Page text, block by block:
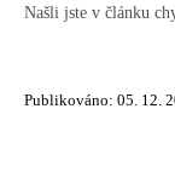
Našli jste v článku
Publikováno: 05. 12.